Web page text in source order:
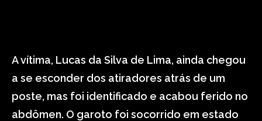
A vítima, Lucas da Silva de Lima, ainda chegou
a se esconder dos atiradores atrás de um
poste, mas foi identificado e acabou ferido no
abdômen. O garoto foi socorrido em estado